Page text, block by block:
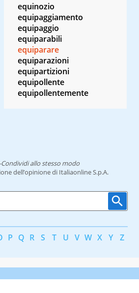
equinozio
equipaggiamento
equipaggio
equiparabili
equiparare
equiparazioni
equipartizioni
equipollente
equipollentemente
allo stesso modo
dell’opinione di Italiaonline S.p.A.
P Q R S T U V W X Y Z